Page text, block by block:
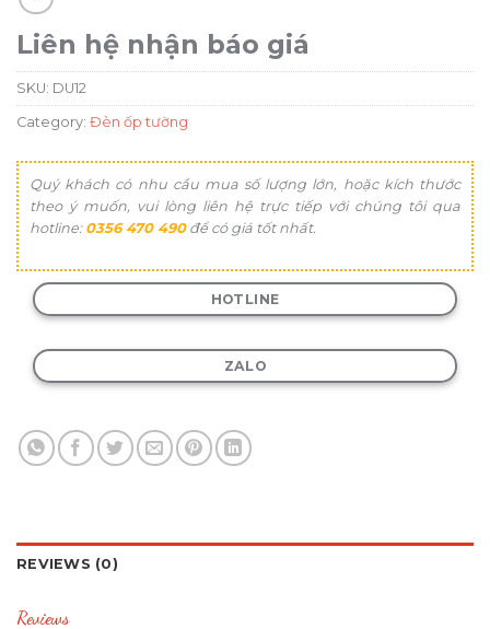
Liên hệ nhận báo giá
SKU: DU12
Category: Đèn ốp tường
Quý khách có nhu cầu mua số lượng lớn, hoặc kích thước
theo ý muốn, vui lòng liên hệ trực tiếp với chúng tôi qua
hotline: 0356 470 490để có giá tốt nhất.
HOTLINE
ZALO
REVIEWS (0)
Reviews